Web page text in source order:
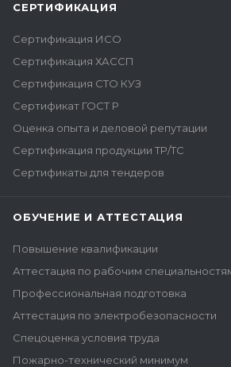
СЕРТИФИКАЦИЯ
Сертификация ИСО
Сертификация ХАССП
Сертификация СТО КУЗ
Сертификат ГОСТ Р
Оценка опыта и деловой репутации
Сертификация продукции ТР/ТС
Сертификаты для тендеров
ОБУЧЕНИЕ И АТТЕСТАЦИЯ
Повышение квалификации
Аттестация по рабочим
Профессиональная подготовка
Аттестация по электробезопасности
Спецоценка условия труда
Пожарно-технический минимум